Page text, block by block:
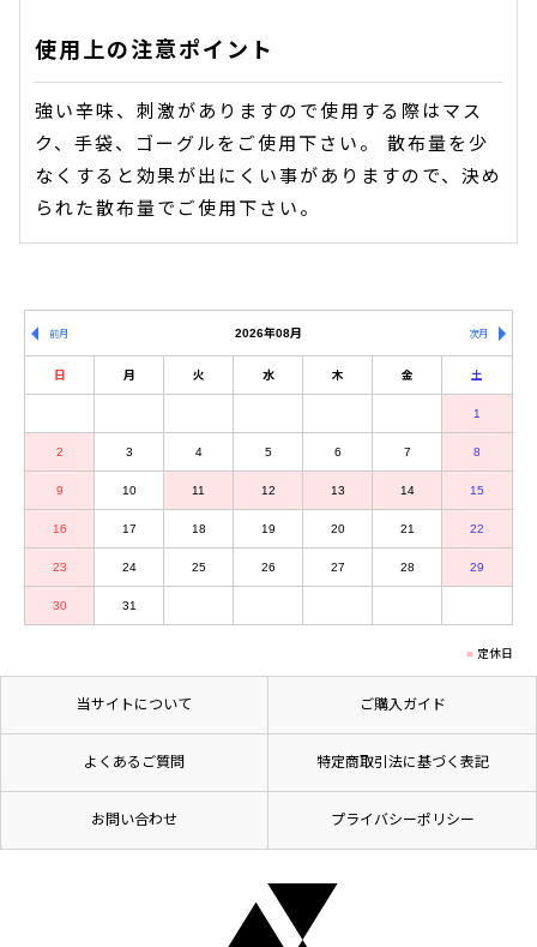
使用上の注意ポイント
強い辛味、刺激がありますので使用する際はマス
ク、手袋、ゴーグルをご使用下さい。 散布量を少
なくすると効果が出にくい事がありますので、決め
られた散布量でご使用下さい。
2026年08月
前月 次月
日 月 火 水 木 金 土
1
2 3 4 5 6 7 8
9 10 11 12 13 14 15
16 17 18 19 20 21 22
23 24 25 26 27 28 29
30 31
定休日
当サイトについて ご購入ガイド
よくあるご質問 特定商取引法に基づく表記
お問い合わせ プライバシーポリシー